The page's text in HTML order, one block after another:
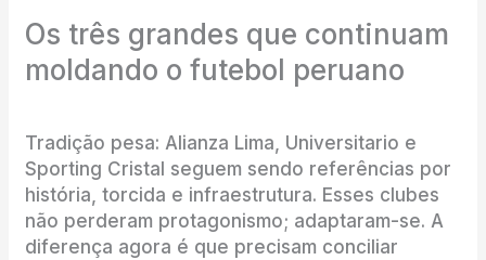
Os três grandes que continuam
moldando o futebol peruano
Tradição pesa: Alianza Lima, Universitario e
Sporting Cristal seguem sendo referências por
história, torcida e infraestrutura. Esses clubes
não perderam protagonismo; adaptaram-se. A
diferença agora é que precisam conciliar